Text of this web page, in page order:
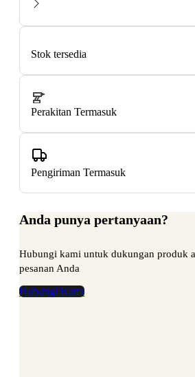
Stok tersedia
Perakitan Termasuk
Pengiriman Termasuk
Anda punya pertanyaan?
Hubungi kami untuk dukungan produk
pesanan Anda
Hubungi Kami